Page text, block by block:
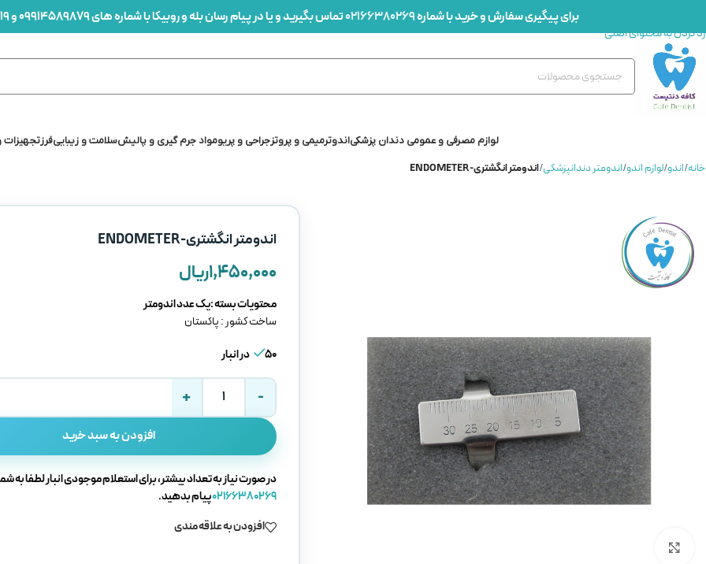
رد کردن به محتوای اصلی
برای پیگیری سفارش و خرید با شماره02166380269تماس بگیرید و یا در پیام رسان بله و روبیکا با شماره های 09914589879 و 09912436419 در ارتباط باشید
لوازم مصرفی و عمومی دندان پزشکیاندوترمیمی و پروتزجراحی و پریومواد جرم گیری و پالیشسلامت و زیباییفرزتجهیزات
خانه/اندو/لوازم اندو/اندومتر دندانپزشکی/اندومتر انگشتری-ENDOMETER
اندومتر انگشتری-ENDOMETER
۱,۴۵۰,۰۰۰ریال
محتویات بسته :یک عدد اندومتر
ساخت کشور : پاکستان
50 در انبار
افزودن به سبد خرید
در صورت نیاز به تعداد بیشتر، برای استعلام موجودی انبار لطفا به
02166380269پیام بدهید.
افزودن به علاقه مندی